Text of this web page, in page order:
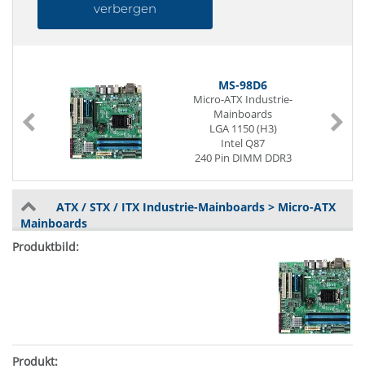
verbergen
MS-98D6
Micro-ATX Industrie-
Mainboards
LGA 1150 (H3)
Intel Q87
240 Pin DIMM DDR3
2 x G-LAN
10 x USB
2 x USB (internal)
Digital I/O (8-Bit)
Power Supply ATX
ATX / STX / ITX Industrie-Mainboards > Micro-ATX
Mainboards